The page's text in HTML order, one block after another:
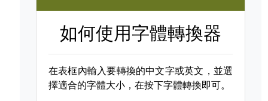
如何使用字體轉換器
在表框內輸入要轉換的中文字或英文，並選
擇適合的字體大小，在按下字體轉換即可。